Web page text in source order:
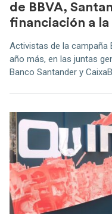
de BBVA,
financiación a
Activistas de la campaña
año más, en las juntas
Banco Santander y